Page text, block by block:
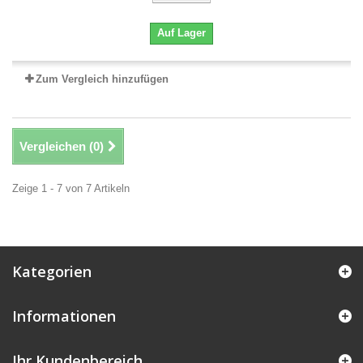
Auf Lager
Zum Vergleich hinzufügen
Vergleichen (0)
Zeige 1 - 7 von 7 Artikeln
Kategorien
Informationen